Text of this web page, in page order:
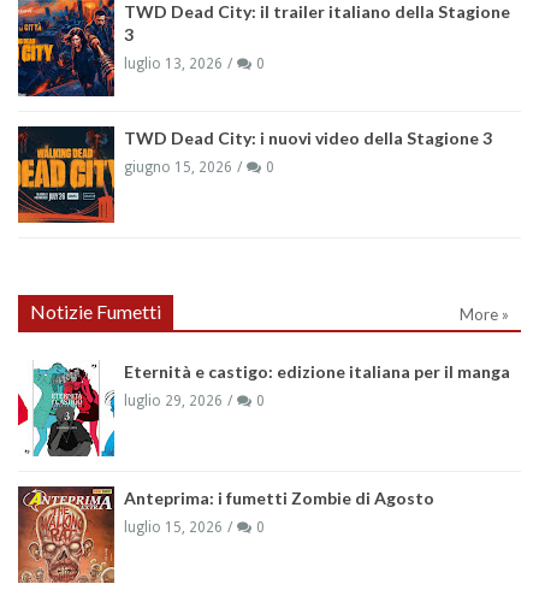
TWD Dead City: il trailer italiano della Stagione
3
luglio 13, 2026 0
TWD Dead City: i nuovi video della Stagione 3
giugno 15, 2026 0
Notizie Fumetti More »
Eternità e castigo: edizione italiana per il manga
luglio 29, 2026 0
Anteprima: i fumetti Zombie di Agosto
luglio 15, 2026 0